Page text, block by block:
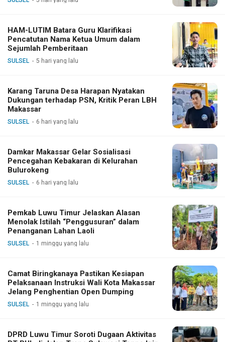
HAM-LUTIM Batara Guru Klarifikasi
Pencatutan Nama Ketua Umum dalam
Sejumlah Pemberitaan
SULSEL 5 hari yang lalu
Karang Taruna Desa Harapan Nyatakan
Dukungan terhadap PSN, Kritik Peran LBH
Makassar
SULSEL 6 hari yang lalu
Damkar Makassar Gelar Sosialisasi
Pencegahan Kebakaran di Kelurahan
Bulurokeng
SULSEL 6 hari yang lalu
Pemkab Luwu Timur Jelaskan Alasan
Menolak Istilah “Penggusuran” dalam
Penanganan Lahan Laoli
SULSEL 1 minggu yang lalu
Camat Biringkanaya Pastikan Kesiapan
Pelaksanaan Instruksi Wali Kota Makassar
Jelang Penghentian Open Dumping
SULSEL 1 minggu yang lalu
DPRD Luwu Timur Soroti Dugaan Aktivitas